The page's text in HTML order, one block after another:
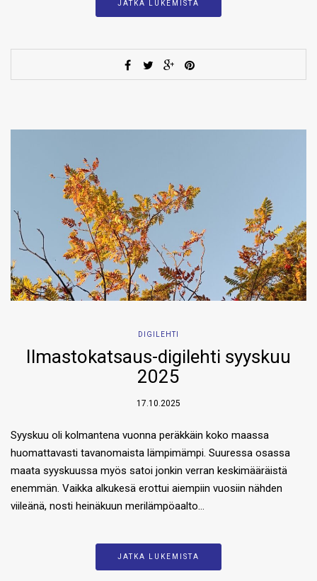
JATKA LUKEMISTA
DIGILEHTI
Ilmastokatsaus-digilehti syyskuu
2025
17.10.2025
Syyskuu oli kolmantena vuonna peräkkäin koko maassa
huomattavasti tavanomaista lämpimämpi. Suuressa osassa
maata syyskuussa myös satoi jonkin verran keskimääräistä
enemmän. Vaikka alkukesä erottui aiempiin vuosiin nähden
viileänä, nosti heinäkuun merilämpöaalto…
JATKA LUKEMISTA